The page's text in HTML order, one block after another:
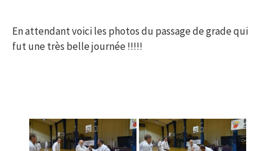
En attendant voici les photos du passage de grade qui
fut une très belle journée !!!!!